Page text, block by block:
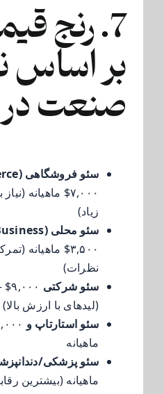
7. رنج
بر اساس
صنعت در
سئو فروشگاهی (Ecommerce):
$۷,۰۰۰
زیاد)
سئو محلی (Local Business):
$۳,۵۰۰
نظرات)
سئو شرکتی B2B:
(لیدهای با ارزش بالا)
سئو استارتاپ و SaaS:
ماهیانه
سئو پزشکی/
ماهیانه (بیشترین